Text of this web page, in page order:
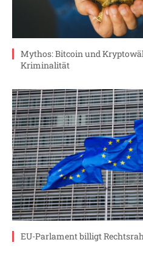
Mythos: Bitcoin und
Kriminalität
EU-Parlament billigt